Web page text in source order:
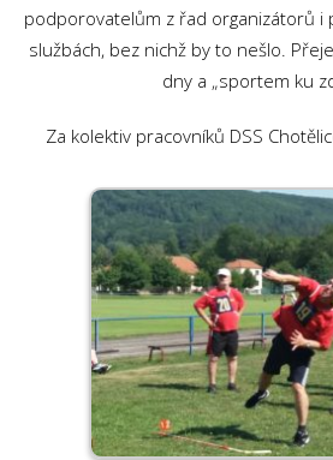
podporovatelům z řad organizátorů i
službách, bez nichž by to nešlo.
dny a „sportem ku
Za kolektiv pracovníků DSS